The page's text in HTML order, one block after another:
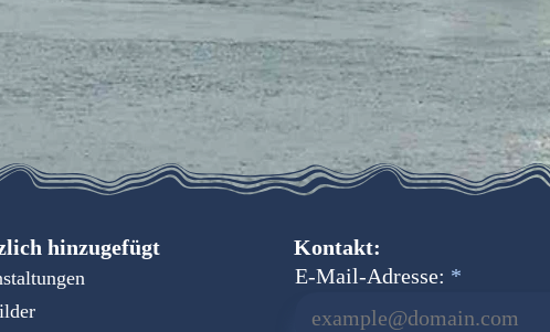
hinzugefügt Kontakt:
E-Mail-Adresse: